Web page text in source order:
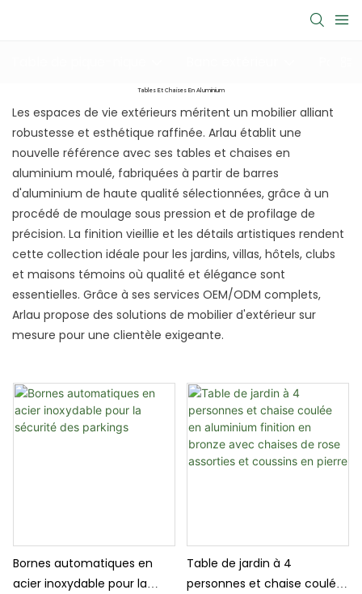
Tables Et Chaises En Aluminium
Les espaces de vie extérieurs méritent un mobilier alliant
robustesse et esthétique raffinée. Arlau établit une
nouvelle référence avec ses tables et chaises en
aluminium moulé, fabriquées à partir de barres
d'aluminium de haute qualité sélectionnées, grâce à un
procédé de moulage sous pression et de profilage de
précision. La finition vieillie et les détails artistiques rendent
cette collection idéale pour les jardins, villas, hôtels, clubs
et maisons témoins où qualité et élégance sont
essentielles. Grâce à ses services OEM/ODM complets,
Arlau propose des solutions de mobilier d'extérieur sur
mesure pour une clientèle exigeante.
Bornes automatiques en
acier inoxydable pour la
Table de jardin à 4
personnes et chaise coulée